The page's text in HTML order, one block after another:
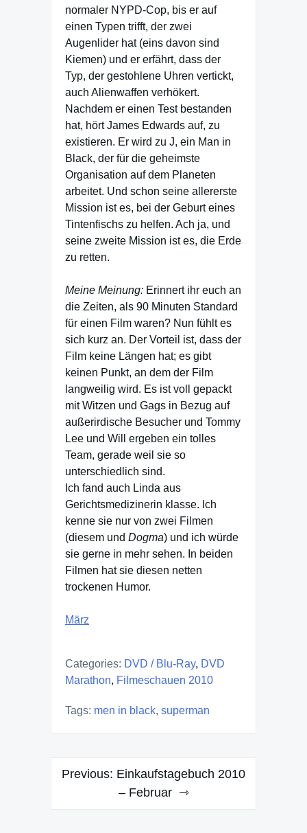
normaler NYPD-Cop, bis er auf
einen Typen trifft, der zwei
Augenlider hat (eins davon sind
Kiemen) und er erfährt, dass der
Typ, der gestohlene Uhren vertickt,
auch Alienwaffen verhökert.
Nachdem er einen Test bestanden
hat, hört James Edwards auf, zu
existieren. Er wird zu J, ein Man in
Black, der für die geheimste
Organisation auf dem Planeten
arbeitet. Und schon seine allererste
Mission ist es, bei der Geburt eines
Tintenfischs zu helfen. Ach ja, und
seine zweite Mission ist es, die Erde
zu retten.
Meine Meinung: Erinnert ihr euch an
die Zeiten, als 90 Minuten Standard
für einen Film waren? Nun fühlt es
sich kurz an. Der Vorteil ist, dass der
Film keine Längen hat; es gibt
keinen Punkt, an dem der Film
langweilig wird. Es ist voll gepackt
mit Witzen und Gags in Bezug auf
außerirdische Besucher und Tommy
Lee und Will ergeben ein tolles
Team, gerade weil sie so
unterschiedlich sind.
Ich fand auch Linda aus
Gerichtsmedizinerin klasse. Ich
kenne sie nur von zwei Filmen
(diesem und Dogma) und ich würde
sie gerne in mehr sehen. In beiden
Filmen hat sie diesen netten
trockenen Humor.
März
Categories: DVD / Blu-Ray, DVD
Marathon, Filmeschauen 2010
Tags: men in black, superman
Post
navigation
Previous: Einkaufstagebuch 2010
– Februar